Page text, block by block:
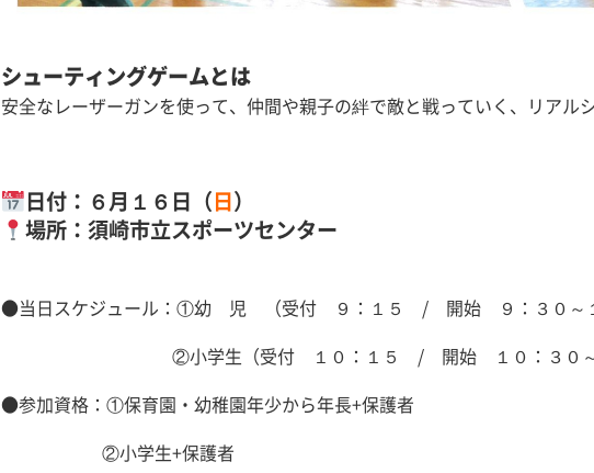
シューティングゲームとは
安全なレーザーガンを使って、仲間や親子の絆で敵と戦っていく、リアル
日付：６月１６日（ 日 ）
場所：須崎市立スポーツセンター
●当日スケジュール：①幼 児 （受付 ９：１５ / 開始 ９：３０～１
②小学生（受付 １０：１５ / 開始 １０：３０～１
●参加資格：①保育園・幼稚園年少から年長+保護者
②小学生+保護者